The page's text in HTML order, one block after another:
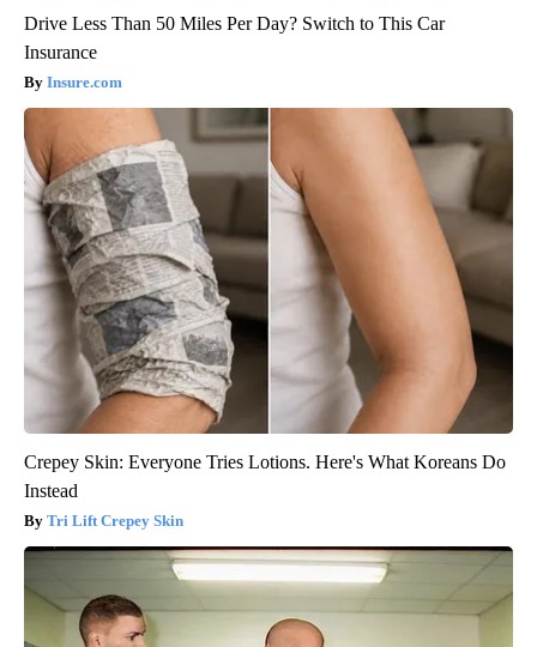
Drive Less Than 50 Miles Per Day? Switch to This Car
Insurance
Insure.com
Crepey Skin: Everyone Tries Lotions. Here's What Koreans Do
Instead
Tri Lift Crepey Skin